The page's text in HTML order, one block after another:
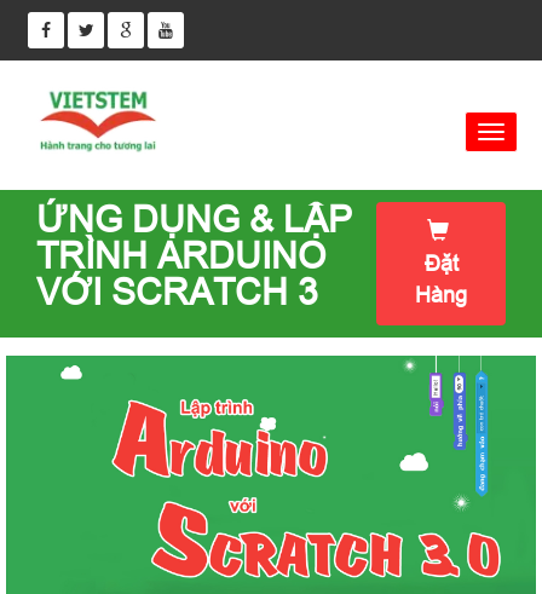
ỨNG DỤNG & LẬP
TRÌNH ARDUINO
VỚI SCRATCH 3
Đặt
Hàng